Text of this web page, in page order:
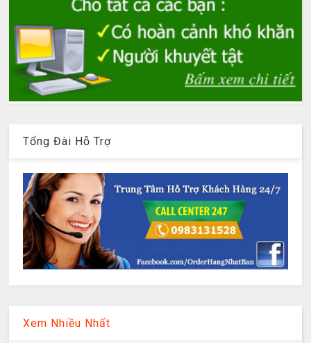
Tổng Đài Hỗ Trợ
Xem Nhiều Nhất